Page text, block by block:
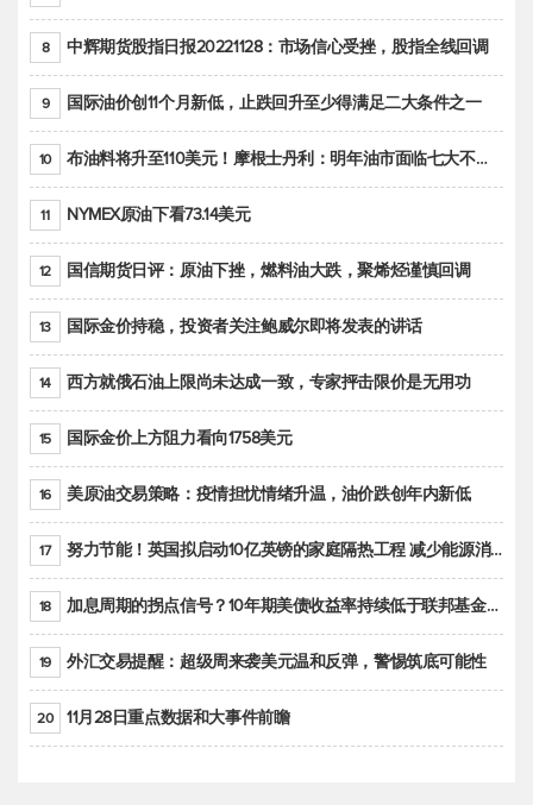
8 中辉期货股指日报20221128：市场信心受挫，股指全线回调
9 国际油价创11个月新低，止跌回升至少得满足二大条件之一
10 布油料将升至110美元！摩根士丹利：明年油市面临七大不确定性
11 NYMEX原油下看73.14美元
12 国信期货日评：原油下挫，燃料油大跌，聚烯烃谨慎回调
13 国际金价持稳，投资者关注鲍威尔即将发表的讲话
14 西方就俄石油上限尚未达成一致，专家抨击限价是无用功
15 国际金价上方阻力看向1758美元
16 美原油交易策略：疫情担忧情绪升温，油价跌创年内新低
17 努力节能！英国拟启动10亿英镑的家庭隔热工程 减少能源消耗
18 加息周期的拐点信号？10年期美债收益率持续低于联邦基金利率目标区间
19 外汇交易提醒：超级周来袭美元温和反弹，警惕筑底可能性
20 11月28日重点数据和大事件前瞻